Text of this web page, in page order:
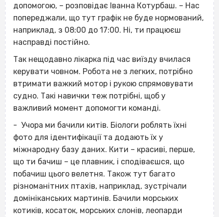
допомогою, – розповідає Іванна Котурбаш. – Нас
попереджали, що тут графік не буде нормований,
наприклад, з 08:00 до 17:00. Ні, ти працюєш
насправді постійно.
Так нещодавно лікарка під час виїзду вчилася
керувати човном. Робота не з легких, потрібно
втримати важкий мотор і рукою спрямовувати
судно. Такі навички теж потрібні, щоб у
важливий момент допомогти команді.
- Учора ми бачили китів. Біологи роблять їхні
фото для ідентифікації та додають їх у
міжнародну базу даних. Кити – красиві, перше,
що ти бачиш – це плавник, і сподіваєшся, що
побачиш цього велетня. Також тут багато
різноманітних птахів, наприклад, зустрічали
домініканських мартинів. Бачили морських
котиків, косаток, морських слонів, леопарди